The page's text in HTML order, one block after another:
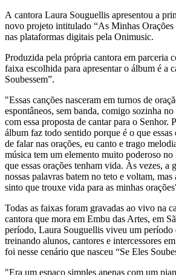
A cantora Laura Souguellis apresentou a
novo projeto intitulado “As Minhas Orações
nas plataformas digitais pela Onimusic.
Produzida pela própria cantora em parceria
faixa escolhida para apresentar o álbum é a
Soubessem”.
"Essas canções nasceram em turnos de
espontâneos, sem banda, comigo sozinha
com essa proposta de cantar para o Senhor.
álbum faz todo sentido porque é o que
de falar nas orações, eu canto e trago
música tem um elemento muito poderoso
que essas orações tenham vida. Às vezes, a
nossas palavras batem no teto e voltam, mas
sinto que trouxe vida para as minhas
Todas as faixas foram gravadas ao vivo na
cantora que mora em Embu das Artes, em
período, Laura Souguellis viveu um período
treinando alunos, cantores e intercessores
foi nesse cenário que nasceu “Se Eles
"Era um espaço simples apenas com um